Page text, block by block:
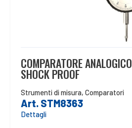
COMPARATORE ANALOGICO
SHOCK PROOF
Strumenti di misura,Comparatori
Art. STM8363
Dettagli